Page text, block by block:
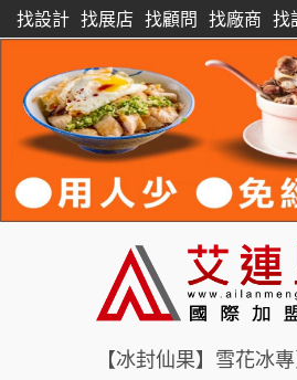
找設計 找展店 找顧問 找廠商 找